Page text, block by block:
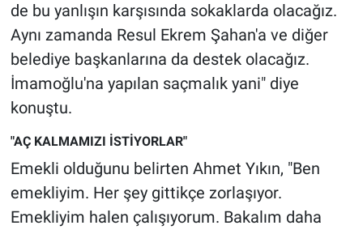
de bu yanlışın karşısında sokaklarda olacağız.
Aynı zamanda Resul Ekrem Şahan'a ve diğer
belediye başkanlarına da destek olacağız.
İmamoğlu'na yapılan saçmalık yani" diye
konuştu.
"AÇ KALMAMIZI İSTİYORLAR"
Emekli olduğunu belirten Ahmet Yıkın, "Ben
emekliyim. Her şey gittikçe zorlaşıyor.
Emekliyim halen çalışıyorum. Bakalım daha